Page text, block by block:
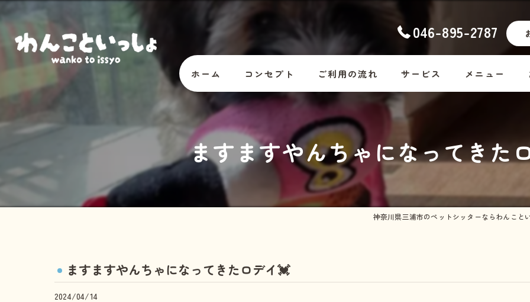
046-895-2787
ホーム コンセプト
オーナーの想い
スタッフ紹介
ご利用の流れ サービス
幼稚園
ホームステイ
お散歩代行
しつけ教室
メニュー
Dog
Rabbit・
その他の料金
ますますやんちゃになってきた
神奈川県三浦市のペットシッターならわんこと
ますますやんちゃになってきたロデイ💓
2024/04/14